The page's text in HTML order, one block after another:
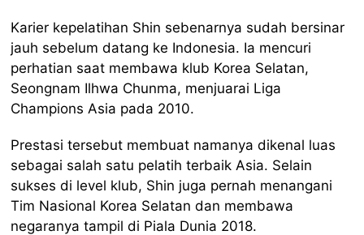
Karier kepelatihan Shin sebenarnya sudah bersinar
jauh sebelum datang ke Indonesia. Ia mencuri
perhatian saat membawa klub Korea Selatan,
Seongnam Ilhwa Chunma, menjuarai Liga
Champions Asia pada 2010.
Prestasi tersebut membuat namanya dikenal luas
sebagai salah satu pelatih terbaik Asia. Selain
sukses di level klub, Shin juga pernah menangani
Tim Nasional Korea Selatan dan membawa
negaranya tampil di Piala Dunia 2018.